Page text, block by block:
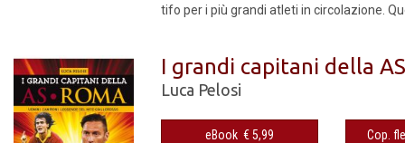
tifo per i più grandi atleti in circolazione.
I grandi capitani della
Luca Pelosi
eBook € 5,99